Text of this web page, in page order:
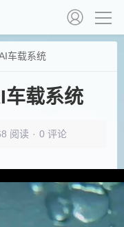
车载系统
车载系统
阅读 · 0 评论